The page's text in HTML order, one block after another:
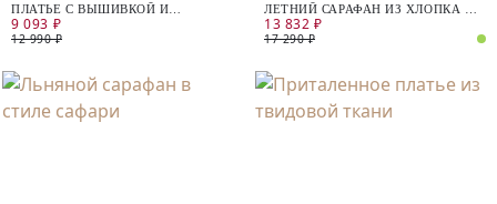
ПЛАТЬЕ С ВЫШИВКОЙ И
ОТКРЫТЫМИ ПЛЕЧАМИ
9 093 ₽
12 990 ₽
ЛЕТНИЙ САРАФАН ИЗ ХЛОПКА И
ЛЬНА
13 832 ₽
17 290 ₽